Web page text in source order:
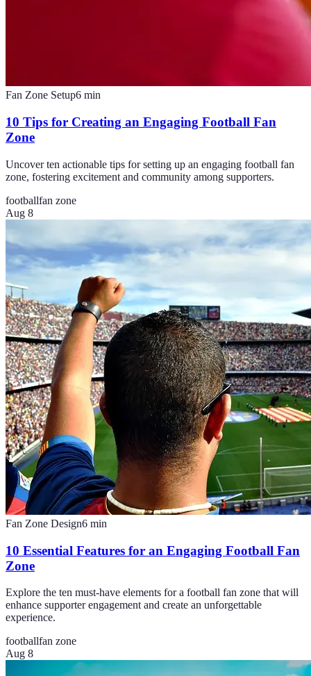
Fan Zone Setup6 min
10 Tips for Creating an Engaging Football Fan
Zone
Uncover ten actionable tips for setting up an engaging football fan
zone, fostering excitement and community among supporters.
footballfan zone
Aug 8
Fan Zone Design6 min
10 Essential Features for an Engaging Football Fan
Zone
Explore the ten must-have elements for a football fan zone that will
enhance supporter engagement and create an unforgettable
experience.
footballfan zone
Aug 8